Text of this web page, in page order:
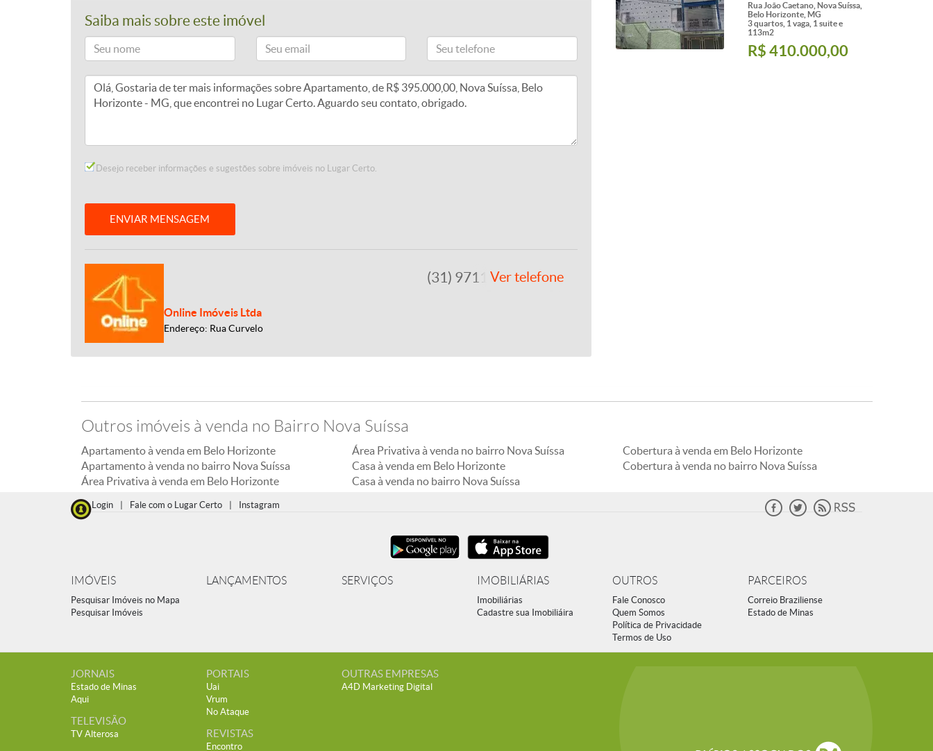
Saiba mais sobre este imóvel
Desejo receber informações e sugestões sobre imóveis no Lugar Certo.
ENVIAR MENSAGEM
Online Imóveis Ltda
Endereço: Rua Curvelo
(31) 97111-1500
Ver telefone
Rua João Caetano, Nova Suíssa,
Belo Horizonte, MG
3 quartos, 1 vaga, 1 suite e
113m2
R$ 410.000,00
Outros imóveis à venda no Bairro Nova Suíssa
Apartamento à venda em Belo Horizonte
Apartamento à venda no bairro Nova Suíssa
Área Privativa à venda em Belo Horizonte
Área Privativa à venda no bairro Nova Suíssa
Casa à venda em Belo Horizonte
Casa à venda no bairro Nova Suíssa
Cobertura à venda em Belo Horizonte
Cobertura à venda no bairro Nova Suíssa
Login Fale com o Lugar Certo Instagram
IMÓVEIS
Pesquisar Imóveis no Mapa
Pesquisar Imóveis
LANÇAMENTOS SERVIÇOS IMOBILIÁRIAS
Imobiliárias
Cadastre sua Imobiliáira
OUTROS
Fale Conosco
Quem Somos
Política de Privacidade
Termos de Uso
PARCEIROS
Correio Braziliense
Estado de Minas
JORNAIS
Estado de Minas
Aqui
TELEVISÃO
TV Alterosa
PORTAIS
Uai
Vrum
No Ataque
REVISTAS
Encontro
OUTRAS EMPRESAS
A4D Marketing Digital